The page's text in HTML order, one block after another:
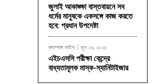
জুলাই আকাঙ্ক্ষা বাস্তবায়নে সব
ধর্মের মানুষকে একসঙ্গে কাজ করতে
হবে: প্রধান উপদেষ্টা
ক্যাম্পাস লাইপ জুন ১৬, ২০২৫
এইচএসসি পরীক্ষা কেন্দ্রে
বাধ্যতামূলক মাস্ক-স্যানিটাইজার